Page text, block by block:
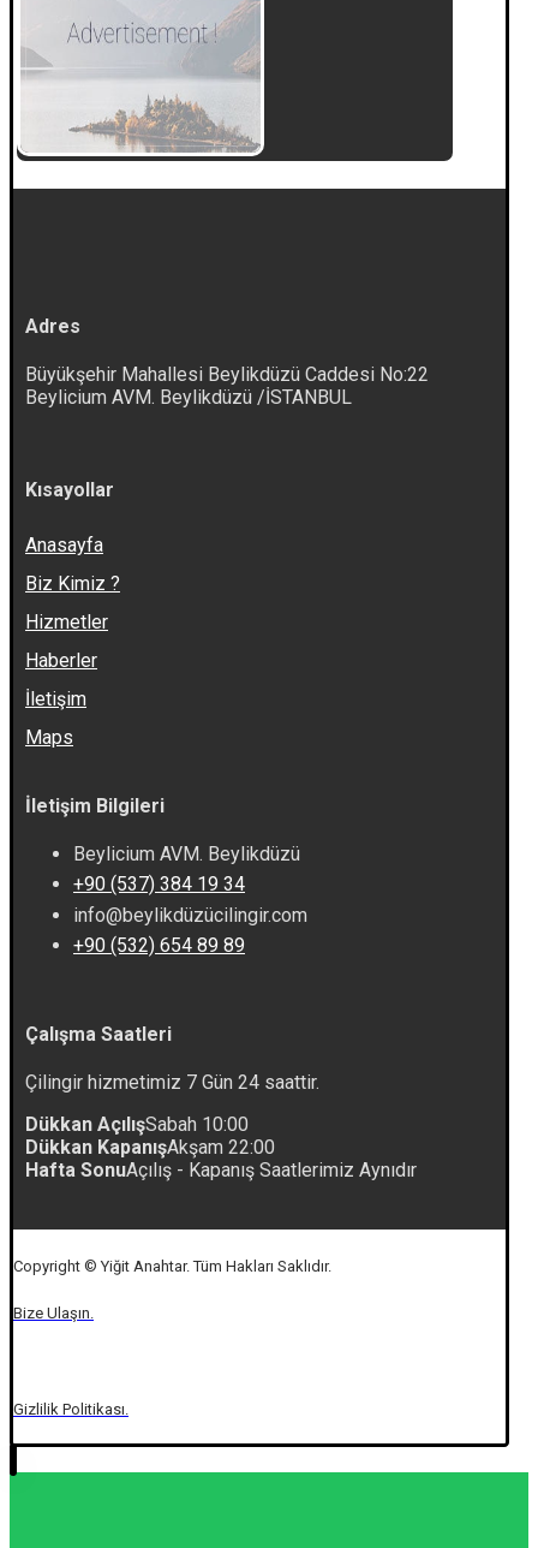
Adres
Büyükşehir Mahallesi Beylikdüzü Caddesi No:22
Beylicium AVM. Beylikdüzü /İSTANBUL
Kısayollar
Anasayfa
Biz Kimiz ?
Hizmetler
Haberler
İletişim
Maps
İletişim Bilgileri
Beylicium AVM. Beylikdüzü
+90 (537) 384 19 34
info@beylikdüzücilingir.com
+90 (532) 654 89 89
Çalışma Saatleri
Çilingir hizmetimiz 7 Gün 24 saattir.
Dükkan AçılışSabah 10:00
Dükkan KapanışAkşam 22:00
Hafta SonuAçılış - Kapanış Saatlerimiz Aynıdır
Copyright © Yiğit Anahtar. Tüm Hakları Saklıdır.
Bize Ulaşın.
Gizlilik Politikası.